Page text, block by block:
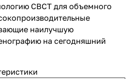
CBCT для объемного
наилучшую
на сегодняшний